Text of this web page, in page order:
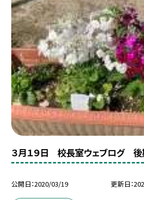
３月１９日 校長室ウェブログ 後
公開日 2020/03/19 更新日